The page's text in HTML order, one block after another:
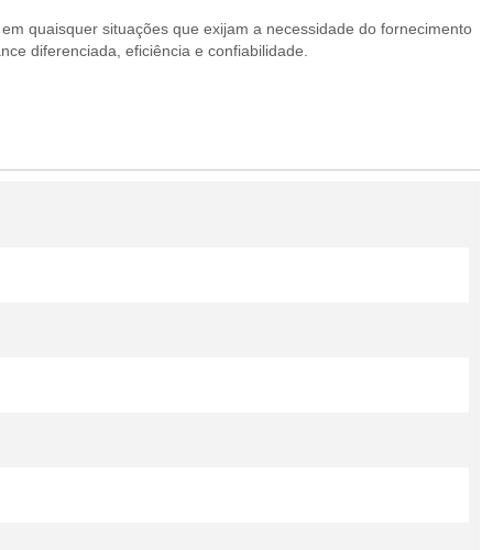
quaisquer situações que exijam a necessidade do fornecimento
diferenciada, eficiência e confiabilidade.